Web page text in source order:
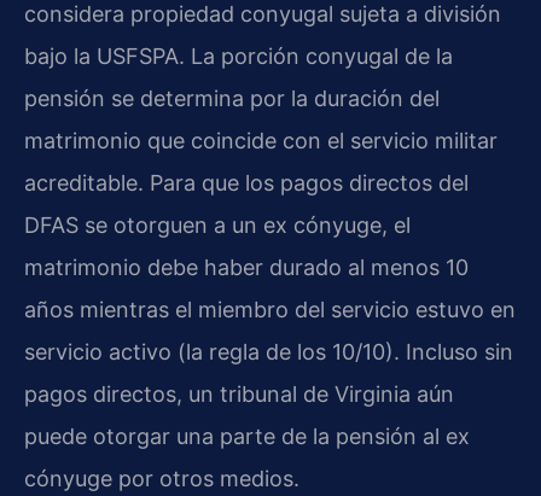
considera propiedad conyugal sujeta a división
bajo la USFSPA. La porción conyugal de la
pensión se determina por la duración del
matrimonio que coincide con el servicio militar
acreditable. Para que los pagos directos del
DFAS se otorguen a un ex cónyuge, el
matrimonio debe haber durado al menos 10
años mientras el miembro del servicio estuvo en
servicio activo (la regla de los 10/10). Incluso sin
pagos directos, un tribunal de Virginia aún
puede otorgar una parte de la pensión al ex
cónyuge por otros medios.